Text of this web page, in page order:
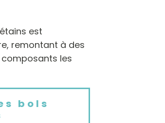
est
remontant à des
composants les
bols